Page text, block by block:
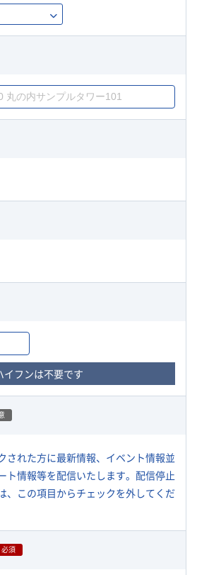
イフンは不要です
された方に最新情報、イベント情報並
ト情報等を配信いたします。配信停止
、この項目からチェックを外してくだ
必須